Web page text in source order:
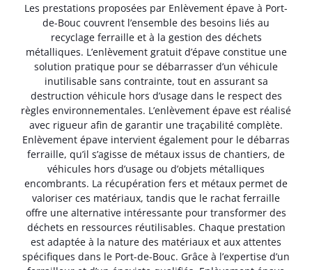
Les prestations proposées par Enlèvement épave à Port-
de-Bouc couvrent l’ensemble des besoins liés au
recyclage ferraille et à la gestion des déchets
métalliques. L’enlèvement gratuit d’épave constitue une
solution pratique pour se débarrasser d’un véhicule
inutilisable sans contrainte, tout en assurant sa
destruction véhicule hors d’usage dans le respect des
règles environnementales. L’enlèvement épave est réalisé
avec rigueur afin de garantir une traçabilité complète.
Enlèvement épave intervient également pour le débarras
ferraille, qu’il s’agisse de métaux issus de chantiers, de
véhicules hors d’usage ou d’objets métalliques
encombrants. La récupération fers et métaux permet de
valoriser ces matériaux, tandis que le rachat ferraille
offre une alternative intéressante pour transformer des
déchets en ressources réutilisables. Chaque prestation
est adaptée à la nature des matériaux et aux attentes
spécifiques dans le Port-de-Bouc. Grâce à l’expertise d’un